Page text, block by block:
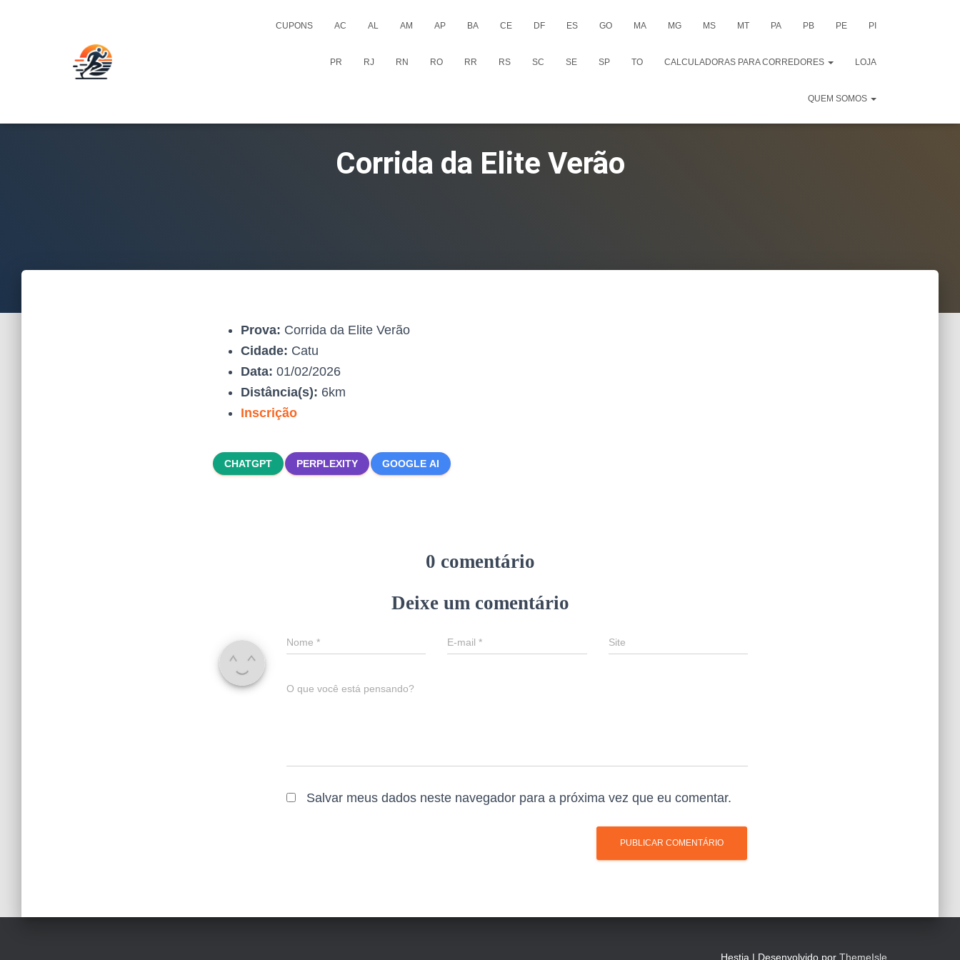
CUPONS AC AL AM AP BA CE DF ES GO MA MG MS MT PA PB PE PI
PR RJ RN RO RR RS SC SE SP TO CALCULADORAS PARA CORREDORES LOJA
QUEM SOMOS
Corrida da Elite Verão
Prova: Corrida da Elite Verão
Cidade: Catu
Data: 01/02/2026
Distância(s): 6km
Inscrição
CHATGPT PERPLEXITY GOOGLE AI
0 comentário
Deixe um comentário
Nome * E-mail* Site
O que você está pensando?
Salvar meus dados neste navegador para a próxima vez que eu comentar.
Hestia | Desenvolvido por ThemeIsle